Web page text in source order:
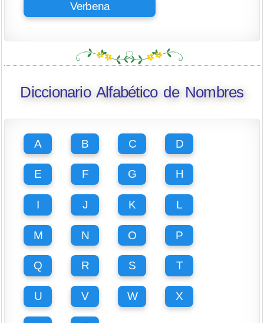
Verbena
Diccionario Alfabético de Nombres
A B C D
E F G H
I J K L
M N O P
Q R S T
U V W X